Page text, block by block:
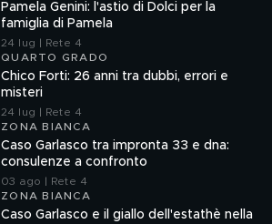
Pamela Genini: l'astio di Dolci per la
famiglia di Pamela
24 lug | Rete 4
QUARTO GRADO
Chico Forti: 26 anni tra dubbi, errori e
misteri
24 lug | Rete 4
ZONA BIANCA
Caso Garlasco tra impronta 33 e dna:
consulenze a confronto
03 ago | Rete 4
ZONA BIANCA
Caso Garlasco e il giallo dell'estathè nella